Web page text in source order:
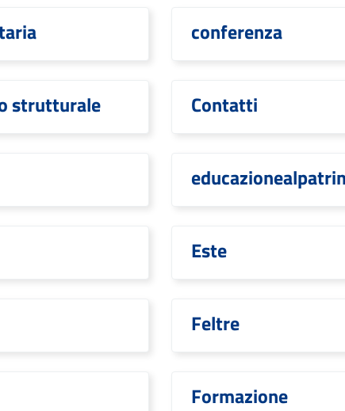
conferenza
strutturale Contatti
Este
Feltre
Formazione